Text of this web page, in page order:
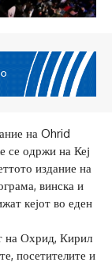
на Ohrid
се одржи на Кеј
издание на
винска и
кејот во еден
на Охрид, Кирил
посетителите и